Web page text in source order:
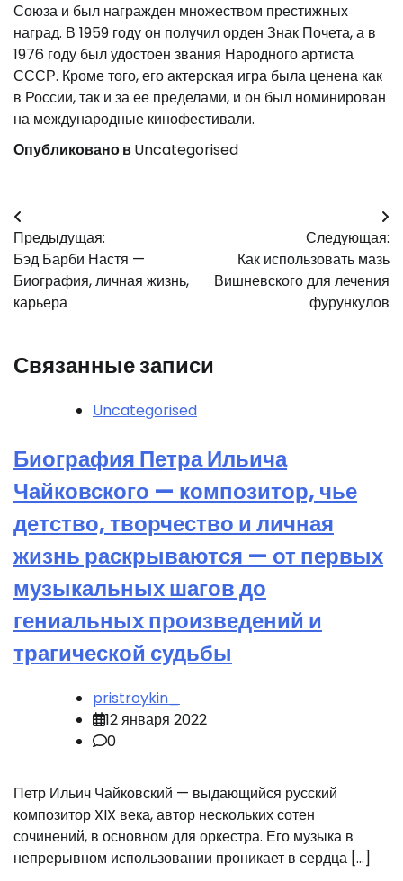
Союза и был награжден множеством престижных
наград. В 1959 году он получил орден Знак Почета, а в
1976 году был удостоен звания Народного артиста
СССР. Кроме того, его актерская игра была ценена как
в России, так и за ее пределами, и он был номинирован
на международные кинофестивали.
Опубликовано вUncategorised
Навигация
по
записям
Предыдущая:
Бэд Барби Настя —
Биография, личная жизнь,
карьера
Следующая:
Как использовать мазь
Вишневского для лечения
фурункулов
Связанные записи
Uncategorised
Биография Петра Ильича
Чайковского — композитор, чье
детство, творчество и личная
жизнь раскрываются — от первых
музыкальных шагов до
гениальных произведений и
трагической судьбы
pristroykin_
12 января 2022
0
Петр Ильич Чайковский — выдающийся русский
композитор XIX века, автор нескольких сотен
сочинений, в основном для оркестра. Его музыка в
непрерывном использовании проникает в сердца […]